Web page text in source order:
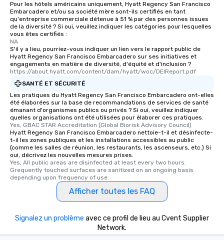
at a typical corporate
a way to try some of
in the city and dive
selected dishes are
high standards to
delight any palate. Tours Available
group experience,
key. Whether you
business hours or
after work, we can
you to provide
needs. Go for as Long or as Short as
scheduling, Lip
2.5 hours; our
incentives.
Pour les hôtels américains uniquement, Hyatt Regency San Francisco
Embarcadero et/ou sa société mère sont-ils certifiés en tant
qu'entreprise commerciale détenue à 51 % par des personnes issues
de la diversité ? Si oui, veuillez indiquer les catégories pour lesquelles
vous êtes certifiés :
NA
S'il y a lieu, pourriez-vous indiquer un lien vers le rapport public de
Hyatt Regency San Francisco Embarcadero sur ses initiatives et
engagements en matière de diversité, d'équité et d'inclusion ?
https://about.hyatt.com/content/dam/hyatt/woc/DEIReport.pdf
SANTÉ ET SÉCURITÉ
Les pratiques du Hyatt Regency San Francisco Embarcadero ont-elles
été élaborées sur la base de recommandations de services de santé
émanant d'organismes publics ou privés ? Si oui, veuillez indiquer
quelles organisations ont été utilisées pour élaborer ces pratiques.
Yes, GBAC STAR Accreditation (Global Biorisk Advisory Council)
Hyatt Regency San Francisco Embarcadero nettoie-t-il et désinfecte-
t-il les zones publiques et les installations accessibles au public
(comme les salles de réunion, les restaurants, les ascenseurs, etc.) Si
oui, décrivez les nouvelles mesures prises.
Yes, All public areas are disinfected at least every two hours.
Grequently touched surfaces are sanitized on an ongoing basis
depending upon frequency of use.
Afficher toutes les FAQ
Signalez un problème avec ce profil de lieu au Cvent Supplier
Network.